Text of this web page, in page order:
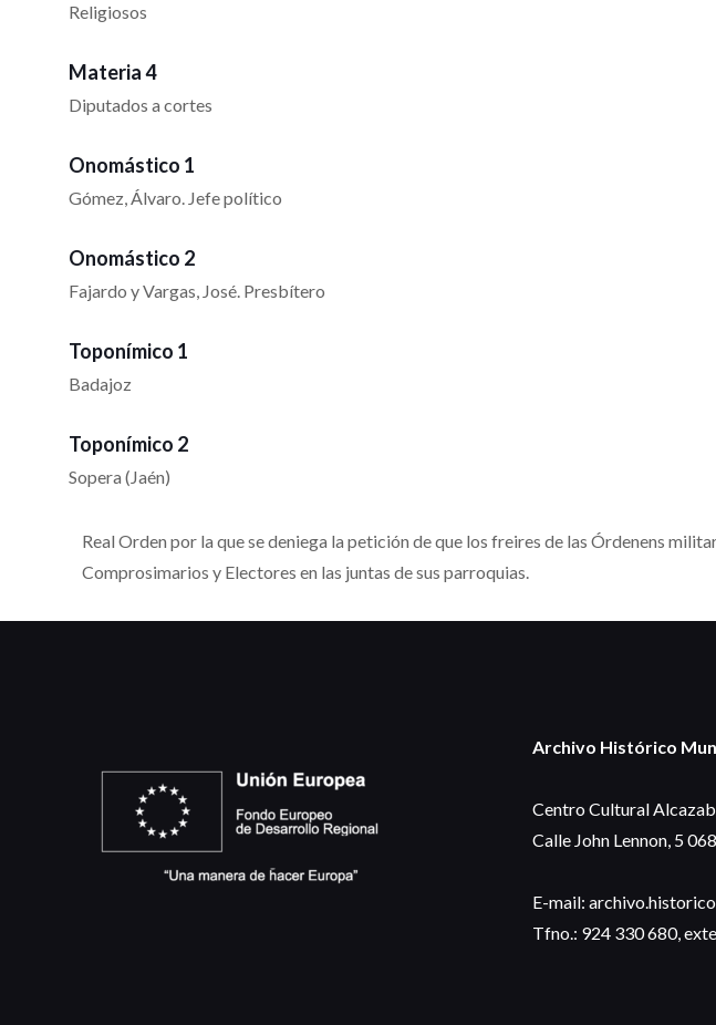
Religiosos
Materia 4
Diputados a cortes
Onomástico 1
Gómez, Álvaro. Jefe político
Onomástico 2
Fajardo y Vargas, José. Presbítero
Toponímico 1
Badajoz
Toponímico 2
Sopera (Jaén)
Real Orden por la que se deniega la petición de que los freires de las Órdenens
Comprosimarios y Electores en las juntas de sus parroquias.
Archivo Histórico
Centro Cultural
Calle John Lennon, 5
E-mail:
Tfno.: 924 330 680,